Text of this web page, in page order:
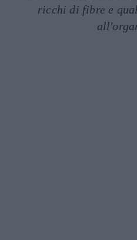
ricchi di fibre e